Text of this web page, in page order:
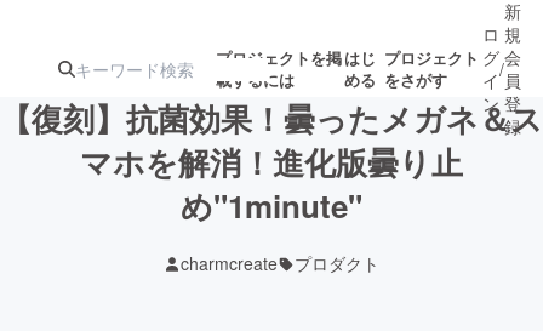
プロジェクトを掲
載するには
はじ
める
プロジェクト
をさがす
注目の新着プロ募集終了が近いプ
ロ
グ
イ
ン
/
新
規
会
員
登
録
【復刻】抗菌効果！曇ったメガネ＆ス
マホを解消！進化版曇り止
め"1minute"
charmcreate プロダクト